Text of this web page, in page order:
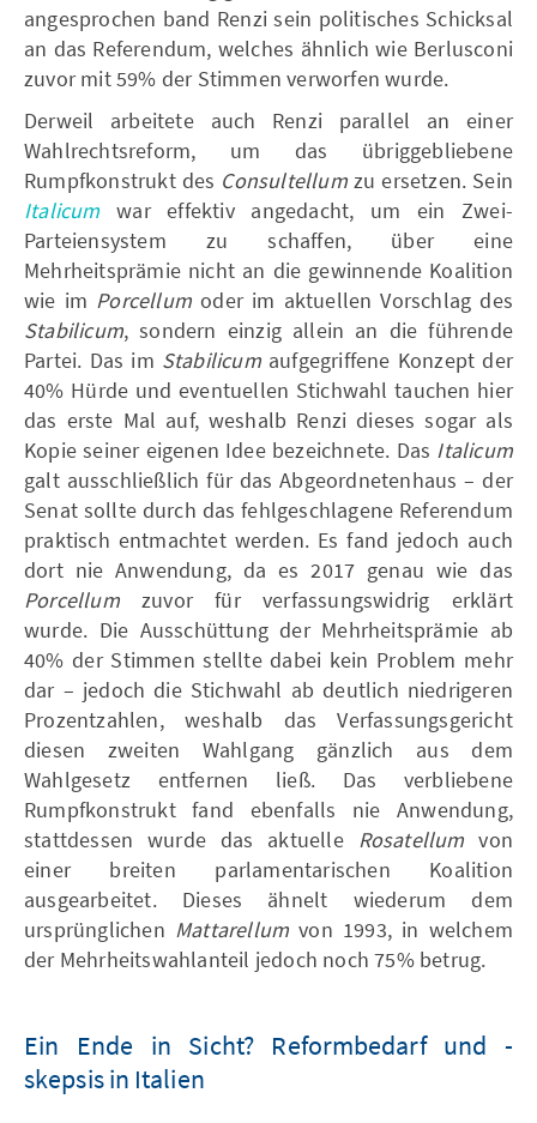
angesprochen band Renzi sein politisches Schicksal
an das Referendum, welches ähnlich wie Berlusconi
zuvor mit 59% der Stimmen verworfen wurde.
Derweil arbeitete auch Renzi parallel an einer
Wahlrechtsreform, um das übriggebliebene
Rumpfkonstrukt des Consultellum zu ersetzen. Sein
Italicum war effektiv angedacht, um ein Zwei-
Parteiensystem zu schaffen, über eine
Mehrheitsprämie nicht an die gewinnende Koalition
wie im Porcellum oder im aktuellen Vorschlag des
Stabilicum, sondern einzig allein an die führende
Partei. Das im Stabilicum aufgegriffene Konzept der
40% Hürde und eventuellen Stichwahl tauchen hier
das erste Mal auf, weshalb Renzi dieses sogar als
Kopie seiner eigenen Idee bezeichnete. Das Italicum
galt ausschließlich für das Abgeordnetenhaus – der
Senat sollte durch das fehlgeschlagene Referendum
praktisch entmachtet werden. Es fand jedoch auch
dort nie Anwendung, da es 2017 genau wie das
Porcellum zuvor für verfassungswidrig erklärt
wurde. Die Ausschüttung der Mehrheitsprämie ab
40% der Stimmen stellte dabei kein Problem mehr
dar – jedoch die Stichwahl ab deutlich niedrigeren
Prozentzahlen, weshalb das Verfassungsgericht
diesen zweiten Wahlgang gänzlich aus dem
Wahlgesetz entfernen ließ. Das verbliebene
Rumpfkonstrukt fand ebenfalls nie Anwendung,
stattdessen wurde das aktuelle Rosatellum von
einer breiten parlamentarischen Koalition
ausgearbeitet. Dieses ähnelt wiederum dem
ursprünglichen Mattarellumvon 1993, in welchem
der Mehrheitswahlanteil jedoch noch 75% betrug.
Ein Ende in Sicht? Reformbedarf und -
skepsis in Italien